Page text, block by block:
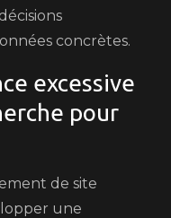
concrètes.
excessive
pour
de site
une